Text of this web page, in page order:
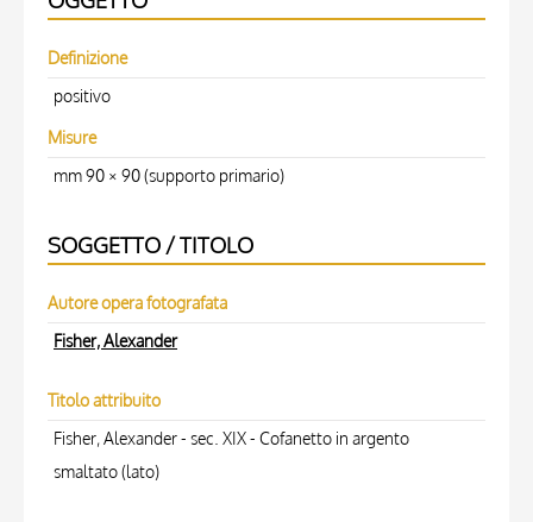
Definizione
positivo
Misure
mm 90 × 90 (supporto primario)
SOGGETTO / TITOLO
Autore opera fotografata
Fisher, Alexander
Titolo attribuito
Fisher, Alexander - sec. XIX - Cofanetto in argento
smaltato (lato)